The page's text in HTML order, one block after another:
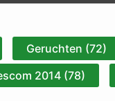
Geruchten (72)
2014 (78)